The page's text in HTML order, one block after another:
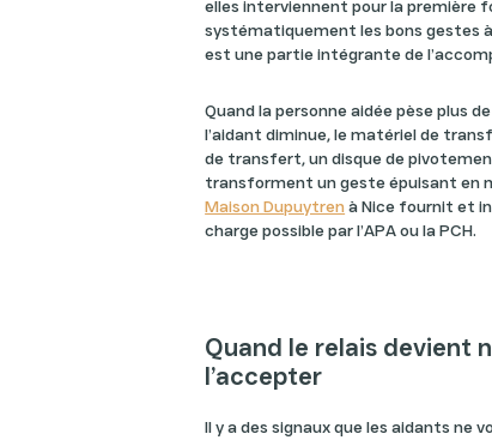
elles interviennent pour la première
systématiquement les bons gestes
est une partie intégrante de
Quand la personne aidée pèse plus
l’aidant diminue, le matériel de
de transfert, un disque de
transforment un geste épuisant en
Maison Dupuytren à Nice fournit et
charge possible par l’APA ou la PCH.
Quand le relais devient
l’accepter
Il y a des signaux que les aidants ne